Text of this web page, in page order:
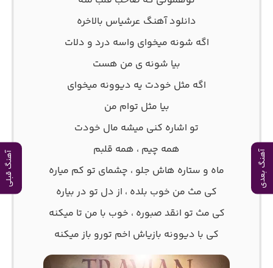
آهنگ بعدی آهنگ قبلی
دانلود آهنگ عرشیاس بالاخره
اگه شونه میخوای واسه درد و‌ دلات
بیا شونه ی من هست
اگه مثل خودت یه دیوونه میخوای
بیا مثل توام من
تو اشاره کنی میشه مال خودت
همه چیم ، همه قلبم
ماه و‌ ستاره هاش جلو ،‌ چشمای تو‌ کم میاره
کی مث من خوب بلده ، از دل تو در بیاره
کی مث تو انقد صبوره ، خوب با من تا میکنه
کی با دیوونه بازیاش اخم تورو باز میکنه